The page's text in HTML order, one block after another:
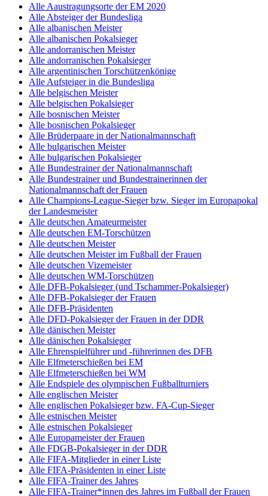
Alle Aaustragungsorte der EM 2020
Alle Absteiger der Bundesliga
Alle albanischen Meister
Alle albanischen Pokalsieger
Alle andorranischen Meister
Alle andorranischen Pokalsieger
Alle argentinischen Torschützenkönige
Alle Aufsteiger in die Bundesliga
Alle belgischen Meister
Alle belgischen Pokalsieger
Alle bosnischen Meister
Alle bosnischen Pokalsieger
Alle Brüderpaare in der Nationalmannschaft
Alle bulgarischen Meister
Alle bulgarischen Pokalsieger
Alle Bundestrainer der Nationalmannschaft
Alle Bundestrainer und Bundestrainerinnen der
Nationalmannschaft der Frauen
Alle Champions-League-Sieger bzw. Sieger im Europapokal
der Landesmeister
Alle deutschen Amateurmeister
Alle deutschen EM-Torschützen
Alle deutschen Meister
Alle deutschen Meister im Fußball der Frauen
Alle deutschen Vizemeister
Alle deutschen WM-Torschützen
Alle DFB-Pokalsieger (und Tschammer-Pokalsieger)
Alle DFB-Pokalsieger der Frauen
Alle DFB-Präsidenten
Alle DFD-Pokalsieger der Frauen in der DDR
Alle dänischen Meister
Alle dänischen Pokalsieger
Alle Ehrenspielführer und -führerinnen des DFB
Alle Elfmeterschießen bei EM
Alle Elfmeterschießen bei WM
Alle Endspiele des olympischen Fußballturniers
Alle englischen Meister
Alle englischen Pokalsieger bzw. FA-Cup-Sieger
Alle estnischen Meister
Alle estnischen Pokalsieger
Alle Europameister der Frauen
Alle FDGB-Pokalsieger in der DDR
Alle FIFA-Mitglieder in einer Liste
Alle FIFA-Präsidenten in einer Liste
Alle FIFA-Trainer des Jahres
Alle FIFA-Trainer*innen des Jahres im Fußball der Frauen